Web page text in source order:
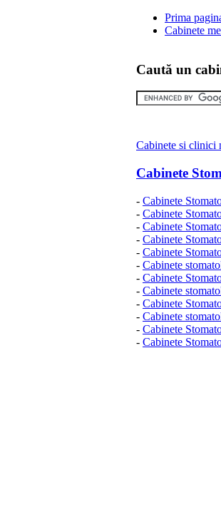
Prima
Cabinete
Caută un
Cabinete si clinici
Cabinete
- Cabinete
- Cabinete
- Cabinete
- Cabinete
- Cabinete
- Cabinete
- Cabinete
- Cabinete
- Cabinete
- Cabinete
- Cabinete
- Cabinete